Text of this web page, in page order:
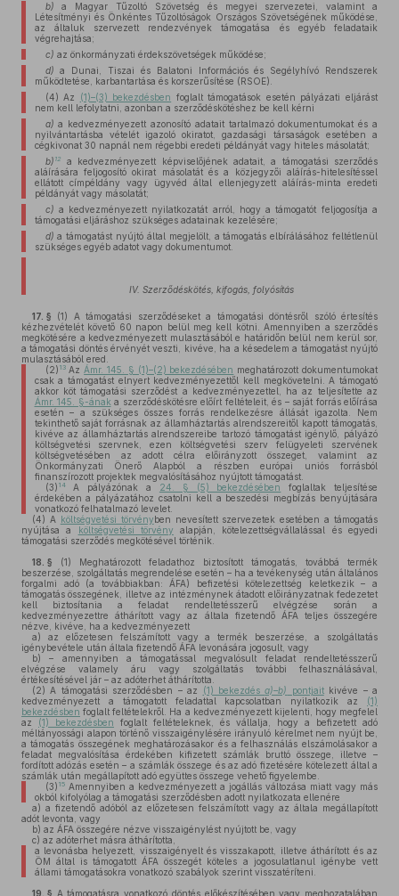
b) a Magyar Tűzoltó Szövetség és megyei szervezetei, valamint a
Létesítményi és Önkéntes Tűzoltóságok Országos Szövetségének működése,
az általuk szervezett rendezvények támogatása és egyéb feladataik
végrehajtása;
c) az önkormányzati érdekszövetségek működése;
d) a Dunai, Tiszai és Balatoni Információs és Segélyhívó Rendszerek
működtetése, karbantartása és korszerűsítése (RSOE).
(4) Az
(1)–(3) bekezdésben foglalt támogatások esetén pályázati eljárást
nem kell lefolytatni, azonban a szerződéskötéshez be kell kérni
a) a kedvezményezett azonosító adatait tartalmazó dokumentumokat és a
nyilvántartásba vételét igazoló okiratot, gazdasági társaságok esetében a
cégkivonat 30 napnál nem régebbi eredeti példányát vagy hiteles másolatát;
b) 12
a kedvezményezett képviselőjének adatait, a támogatási szerződés
aláírására feljogosító okirat másolatát és a közjegyzői aláírás-hitelesítéssel
ellátott címpéldány vagy ügyvéd által ellenjegyzett aláírás-minta eredeti
példányát vagy másolatát;
c) a kedvezményezett nyilatkozatát arról, hogy a támogatót feljogosítja a
támogatási eljáráshoz szükséges adatainak kezelésére;
d) a támogatást nyújtó által megjelölt, a támogatás elbírálásához feltétlenül
szükséges egyéb adatot vagy dokumentumot.
IV. Szerződéskötés, kifogás, folyósítás
17. § (1)
A támogatási szerződéseket a támogatási döntésről szóló értesítés
kézhezvételét követő 60 napon belül meg kell kötni. Amennyiben a szerződés
megkötésére a kedvezményezett mulasztásából e határidőn belül nem kerül sor,
a támogatási döntés érvényét veszti, kivéve, ha a késedelem a támogatást nyújtó
mulasztásából ered.
(2) 13Az Ámr. 145. § (1)–(2) bekezdésében meghatározott dokumentumokat
csak a támogatást elnyert kedvezményezettől kell megkövetelni. A támogató
akkor köt támogatási szerződést a kedvezményezettel, ha az teljesítette az
Ámr. 145. §-ának a szerződéskötésre előírt feltételeit, és – saját forrás előírása
esetén – a szükséges összes forrás rendelkezésre állását igazolta. Nem
tekinthető saját forrásnak az államháztartás alrendszereitől kapott támogatás,
kivéve az államháztartás alrendszereibe tartozó támogatást igénylő, pályázó
költségvetési szervnek, ezen költségvetési szerv felügyeleti szervének
költségvetésében az adott célra előirányzott összeget, valamint az
Önkormányzati Önerő Alapból a részben európai uniós forrásból
finanszírozott projektek megvalósításához nyújtott támogatást.
(3) 14A pályázónak a 24. § (5) bekezdésében
foglaltak teljesítése
érdekében a pályázatához csatolni kell a beszedési megbízás benyújtására
vonatkozó felhatalmazó levelet.
(4) A költségvetési törvényben nevesített szervezetek esetében a támogatás
nyújtása a
költségvetési törvény alapján, kötelezettségvállalással és egyedi
támogatási szerződés megkötésével történik.
18. § (1) Meghatározott feladathoz biztosított támogatás, továbbá termék
beszerzése, szolgáltatás megrendelése esetén – ha a tevékenység után általános
forgalmi adó (a továbbiakban: ÁFA) befizetési kötelezettség keletkezik – a
támogatás összegének, illetve az intézménynek átadott előirányzatnak fedezetet
kell biztosítania a feladat rendeltetésszerű elvégzése során a
kedvezményezettre áthárított vagy az általa fizetendő ÁFA teljes összegére
nézve, kivéve, ha a kedvezményezett
a) az előzetesen felszámított vagy a termék beszerzése, a szolgáltatás
igénybevétele után általa fizetendő ÁFA levonására jogosult, vagy
b) – amennyiben a támogatással megvalósult feladat rendeltetésszerű
elvégzése valamely áru vagy szolgáltatás további felhasználásával,
értékesítésével jár – az adóterhet áthárította.
(2) A támogatási szerződésben – az (1) bekezdésa)–b) pontjaitkivéve – a
kedvezményezett a támogatott feladattal kapcsolatban nyilatkozik az (1)
bekezdésben foglalt feltételekről. Ha a kedvezményezett kijelenti, hogy megfelel
az (1) bekezdésben foglalt feltételeknek, és vállalja, hogy a befizetett adó
méltányossági alapon történő visszaigénylésére irányuló kérelmet nem nyújt be,
a támogatás összegének meghatározásakor és a felhasználás elszámolásakor a
feladat megvalósítása érdekében kifizetett számlák bruttó összege, illetve –
fordított adózás esetén – a számlák összege és az adó fizetésére kötelezett által a
számlák után megállapított adó együttes összege vehető figyelembe.
(3) 15Amennyiben a kedvezményezett a jogállás változása miatt vagy más
okból kifolyólag a támogatási szerződésben adott nyilatkozata ellenére
a) a fizetendő adóból az előzetesen felszámított vagy az általa megállapított
adót levonta, vagy
b) az ÁFA összegére nézve visszaigénylést nyújtott be, vagy
c) az adóterhet másra áthárította,
a levonásba helyezett, visszaigényelt és visszakapott, illetve áthárított és az
ÖM által is támogatott ÁFA összegét köteles a jogosulatlanul igénybe vett
állami támogatásokra vonatkozó szabályok szerint visszatéríteni.
19. § A támogatásra vonatkozó döntés előkészítésében vagy meghozatalában